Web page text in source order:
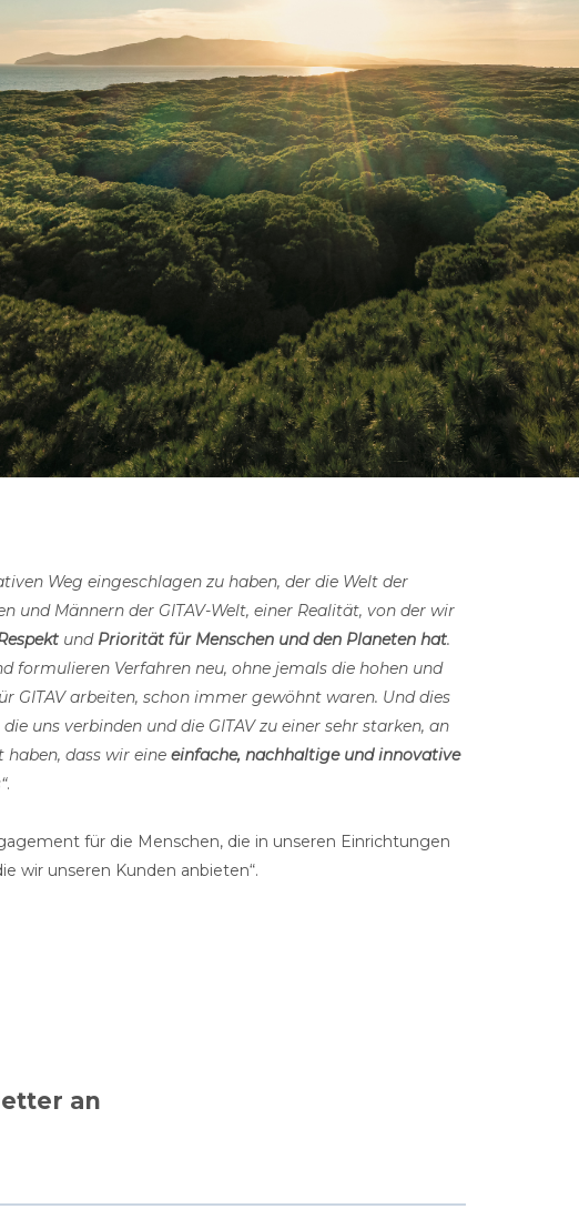
Weg eingeschlagen zu haben, der die Welt der
Männern der GITAV-Welt, einer Realität, von der wir
und Priorität für Menschen und den Planeten hat.
formulieren Verfahren neu, ohne jemals die hohen und
GITAV arbeiten, schon immer gewöhnt waren. Und dies
uns verbinden und die GITAV zu einer sehr starken, an
dass wir eine einfache, nachhaltige und innovative
.
für die Menschen, die in unseren Einrichtungen
wir unseren Kunden anbieten“.
an